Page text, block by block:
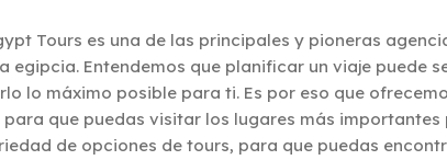
Tours es una de las principales y pioneras
egipcia. Entendemos que planificar un viaje puede
lo máximo posible para ti. Es por eso que
para que puedas visitar los lugares más
de opciones de tours, para que puedas